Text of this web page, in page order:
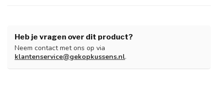
Heb je vragen over dit product?
Neem contact met ons op via
klantenservice@gekopkussens.nl.